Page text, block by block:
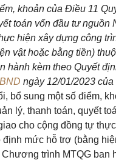
khoản của Điều 11
toán vốn đầu tư nguồn
hiện xây dựng công
vật hoặc bằng tiền)
hành kèm theo Quyết
ngày 12/01/2023
bổ sung một số điểm,
lý, thanh toán, quyết
cho cộng đồng tự
định mức hỗ trợ (bằng
trình MTQG ban